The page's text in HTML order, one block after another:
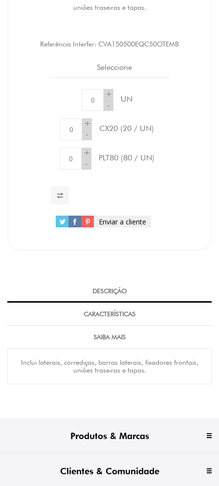
uniões traseiras e tapas.
Referência Interfer: CVA150500EQC50OTEMB
Seleccione
+
-
UN
+
-
CX20 (20 / UN)
+
-
PLT80 (80 / UN)
Enviar a cliente
DESCRIÇÃO
CARACTERÍSTICAS
SAIBA MAIS
Inclui laterais, corrediças, barras laterais, fixadores frontais,
uniões traseiras e tapas.
Produtos & Marcas
Clientes & Comunidade